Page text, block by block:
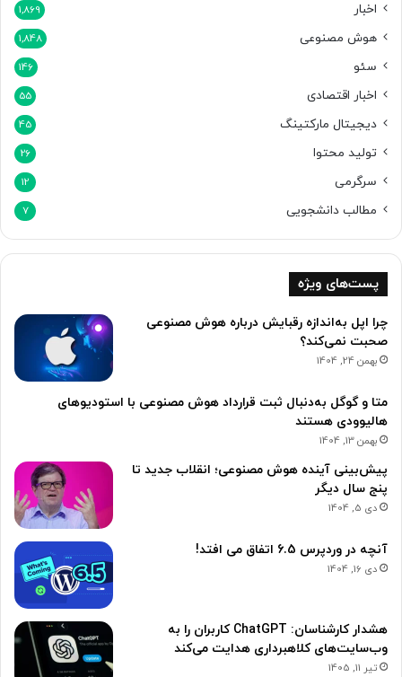
اخبار 1,869
هوش مصنوعی 1,848
سئو 146
اخبار اقتصادی 55
دیجیتال مارکتینگ 45
تولید محتوا 26
سرگرمی 12
مطالب دانشجویی 7
پست‌های ویژه
چرا اپل به‌اندازه رقبایش درباره هوش مصنوعی
صحبت نمی‌کند؟
بهمن 24, 1404
متا و گوگل به‌دنبال ثبت قرارداد هوش مصنوعی با استودیوهای
هالیوودی هستند
بهمن 13, 1404
پیش‌بینی آینده هوش مصنوعی؛ انقلاب جدید تا
پنج سال دیگر
دی 5, 1404
آنچه در وردپرس 6.5 اتفاق می افتد!
دی 16, 1404
هشدار کارشناسان: ChatGPT کاربران را به
وب‌سایت‌های کلاهبرداری هدایت می‌کند
تیر 11, 1405